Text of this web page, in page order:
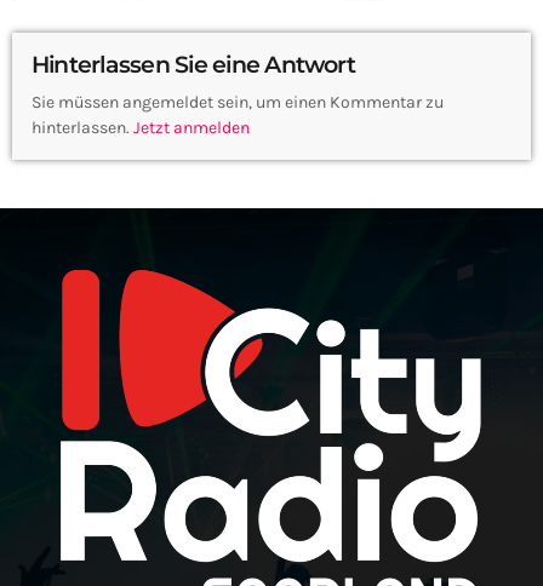
Hinterlassen Sie eine Antwort
Sie müssen angemeldet sein, um einen Kommentar zu
hinterlassen. Jetzt anmelden